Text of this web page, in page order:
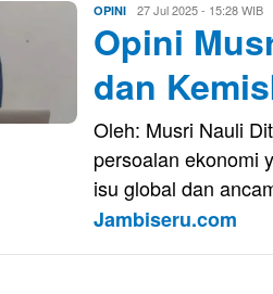
OPINI Evo
Kusnady
27 Jul 2025 - 15:28 WIB
Opini
dan
Oleh: Musri Nauli
persoalan ekonomi
isu global dan
Jambiseru.com